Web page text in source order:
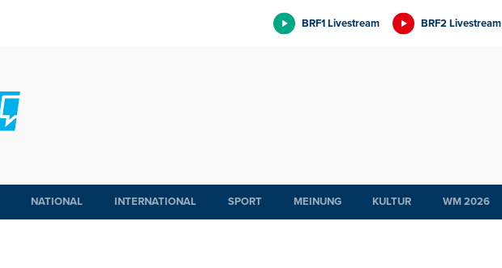
BRF1 Livestream BRF2 Livestream
NATIONAL INTERNATIONAL SPORT MEINUNG KULTUR WM 2026